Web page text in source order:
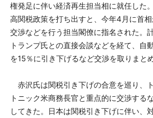
権発足に伴い経済再生担当相に就任した
高関税政策を打ち出すと、今年4月に首
交渉などを行う担当閣僚に指名された。
トランプ氏との直接会談などを経て、自
を15％に引き下げるなど交渉を取りまとめ
赤沢氏は関税引き下げの合意を巡り、
トニック米商務長官と重点的に交渉する
してきた。日本は関税引き下げに伴い、